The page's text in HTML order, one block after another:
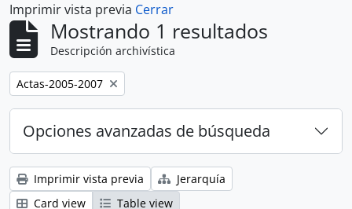
Imprimir vista previa Cerrar
Mostrando 1 resultados
Descripción archivística
Remove filter:
Actas-2005-2007
Opciones avanzadas de búsqueda
Imprimir vista previa
Jerarquía
Card view
Table view